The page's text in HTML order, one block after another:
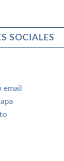
SOCIALES
email